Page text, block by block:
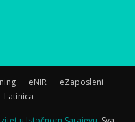
eNIR
eZaposleni
Latinica